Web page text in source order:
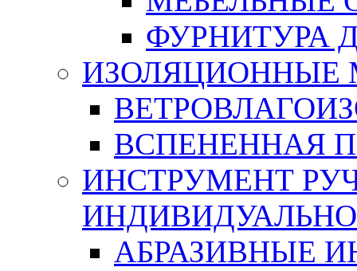
ФУРНИТУРА
ИЗОЛЯЦИОННЫЕ
ВСПЕНЕННАЯ
ИНСТРУМЕНТ
АБРАЗИВНЫЕ